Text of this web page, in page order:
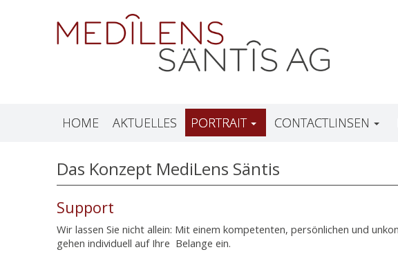
HOME AKTUELLES PORTRAIT CONTACTLINSEN
Das Konzept MediLens Säntis
Support
Wir lassen Sie nicht allein: Mit einem kompetenten, persönlichen und
gehen individuell auf Ihre Belange ein.